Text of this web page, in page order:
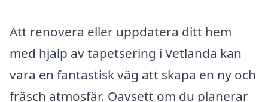
Att renovera eller uppdatera ditt hem
med hjälp av tapetsering i Vetlanda kan
vara en fantastisk väg att skapa en ny och
fräsch atmosfär. Oavsett om du planerar